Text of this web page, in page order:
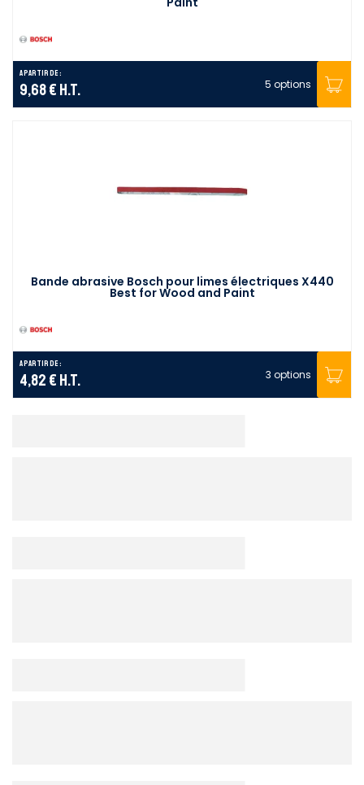
A partir de :
9,68 € H.T. 5 options
Bande abrasive Bosch pour limes électriques X440
Best for Wood and Paint
A partir de :
4,82 € H.T. 3 options